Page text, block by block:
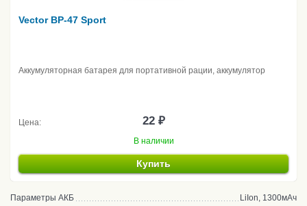
Vector BP-47 Sport
Аккумуляторная батарея для портативной рации, аккумулятор
Цена: 22 ₽
В наличии
Купить
Параметры АКБ
LiIon, 1300мАч